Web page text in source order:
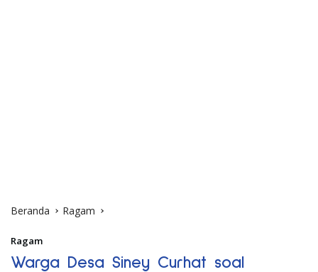
Beranda Ragam
Ragam
Warga Desa Siney Curhat soal